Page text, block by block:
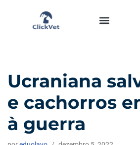
Ucraniana
e cachorros
à guerra